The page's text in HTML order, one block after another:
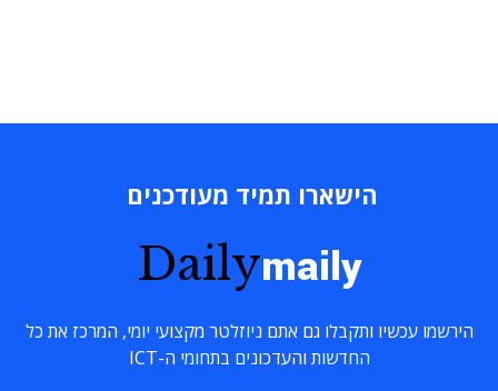
הישארו תמיד מעודכנים
Dailymaily
הירשמו עכשיו ותקבלו גם אתם ניוזלטר מקצועי יומי, המרכז את כל
החדשות והעדכונים בתחומי ה-ICT